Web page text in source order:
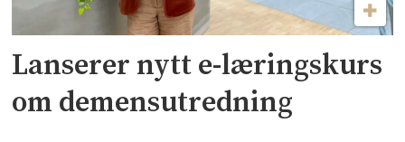
Lanserer nytt e-læringskurs
om demensutredning